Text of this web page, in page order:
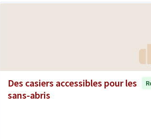
Des casiers accessibles pour les
sans-abris